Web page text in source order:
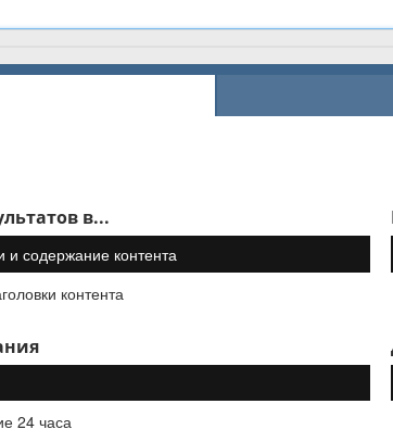
в...
и содержание контента
контента
24 часа